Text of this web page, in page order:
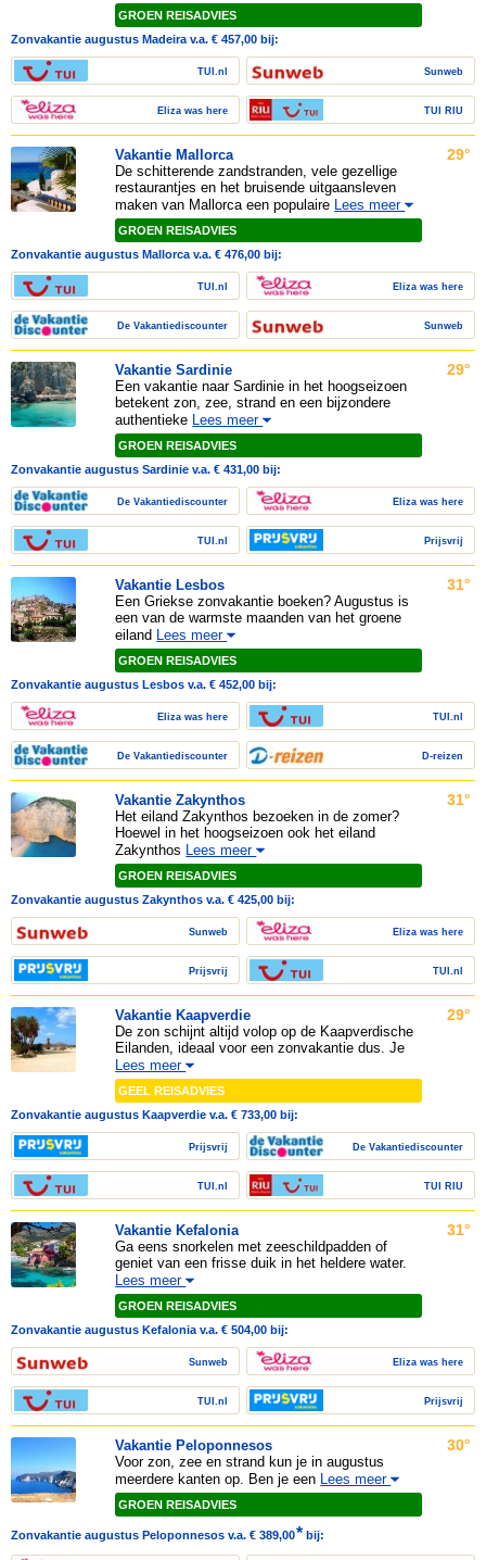
GROEN REISADVIES
Zonvakantie augustus Madeira v.a. € 457,00 bij:
TUI.nl
Eliza was here
Sunweb
TUI RIU
Vakantie Mallorca
De schitterende zandstranden, vele gezellige
restaurantjes en het bruisende uitgaansleven
maken van Mallorca een populaire Lees meer
GROEN REISADVIES
29°
Zonvakantie augustus Mallorca v.a. € 476,00 bij:
TUI.nl
De Vakantiediscounter
Eliza was here
Sunweb
Vakantie Sardinie
Een vakantie naar Sardinie in het hoogseizoen
betekent zon, zee, strand en een bijzondere
authentieke Lees meer
GROEN REISADVIES
29°
Zonvakantie augustus Sardinie v.a. € 431,00 bij:
De Vakantiediscounter
TUI.nl
Eliza was here
Prijsvrij
Vakantie Lesbos
Een Griekse zonvakantie boeken? Augustus is
een van de warmste maanden van het groene
eiland Lees meer
GROEN REISADVIES
31°
Zonvakantie augustus Lesbos v.a. € 452,00 bij:
Eliza was here
De Vakantiediscounter
TUI.nl
D-reizen
Vakantie Zakynthos
Het eiland Zakynthos bezoeken in de zomer?
Hoewel in het hoogseizoen ook het eiland
Zakynthos Lees meer
GROEN REISADVIES
31°
Zonvakantie augustus Zakynthos v.a. € 425,00 bij:
Sunweb
Prijsvrij
Eliza was here
TUI.nl
Vakantie Kaapverdie
De zon schijnt altijd volop op de Kaapverdische
Eilanden, ideaal voor een zonvakantie dus. Je
Lees meer
GEEL REISADVIES
29°
Zonvakantie augustus Kaapverdie v.a. € 733,00 bij:
Prijsvrij
TUI.nl
De Vakantiediscounter
TUI RIU
Vakantie Kefalonia
Ga eens snorkelen met zeeschildpadden of
geniet van een frisse duik in het heldere water.
Lees meer
GROEN REISADVIES
31°
Zonvakantie augustus Kefalonia v.a. € 504,00 bij:
Sunweb
TUI.nl
Eliza was here
Prijsvrij
Vakantie Peloponnesos
Voor zon, zee en strand kun je in augustus
meerdere kanten op. Ben je een Lees meer
GROEN REISADVIES
30°
Zonvakantie augustus Peloponnesos v.a. € 389,00* bij: